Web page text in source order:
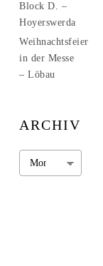
Block D. –
Hoyerswerda
Weihnachtsfeier
in der Messe
– Löbau
ARCHIV
Archiv